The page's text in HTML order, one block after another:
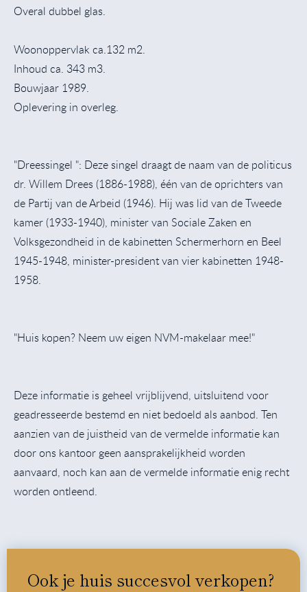
Overal dubbel glas.
Woonoppervlak ca.132 m2.
Inhoud ca. 343 m3.
Bouwjaar 1989.
Oplevering in overleg.
"Dreessingel ": Deze singel draagt de naam van de politicus
dr. Willem Drees (1886-1988), één van de oprichters van
de Partij van de Arbeid (1946). Hij was lid van de Tweede
kamer (1933-1940), minister van Sociale Zaken en
Volksgezondheid in de kabinetten Schermerhorn en Beel
1945-1948, minister-president van vier kabinetten 1948-
1958.
"Huis kopen? Neem uw eigen NVM-makelaar mee!"
Deze informatie is geheel vrijblijvend, uitsluitend voor
geadresseerde bestemd en niet bedoeld als aanbod. Ten
aanzien van de juistheid van de vermelde informatie kan
door ons kantoor geen aansprakelijkheid worden
aanvaard, noch kan aan de vermelde informatie enig recht
worden ontleend.
Ook je huis succesvol verkopen?